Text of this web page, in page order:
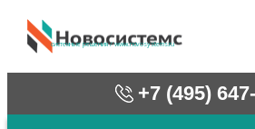
cистемные решения / www.novosystems.ru
+7 (495)